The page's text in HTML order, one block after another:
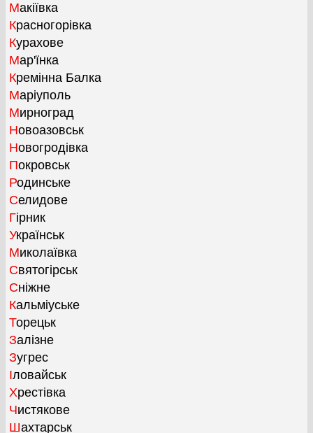
Макіївка
Красногорівка
Курахове
Мар'їнка
Кремінна Балка
Маріуполь
Мирноград
Новоазовськ
Новогродівка
Покровськ
Родинське
Селидове
Гірник
Українськ
Миколаївка
Святогірськ
Сніжне
Кальміуське
Торецьк
Залізне
Зугрес
Іловайськ
Хрестівка
Чистякове
Шахтарськ